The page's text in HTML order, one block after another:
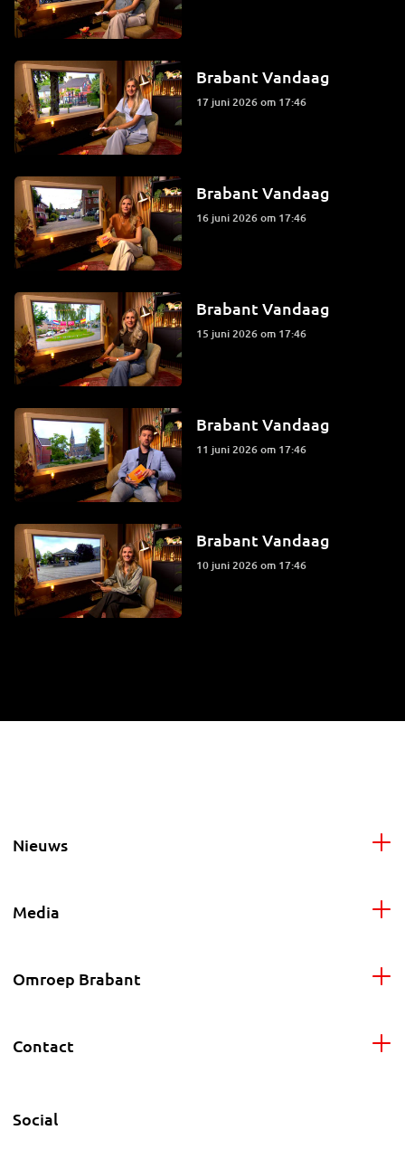
Brabant Vandaag
17 juni 2026 om 17:46
Brabant Vandaag
16 juni 2026 om 17:46
Brabant Vandaag
15 juni 2026 om 17:46
Brabant Vandaag
11 juni 2026 om 17:46
Brabant Vandaag
10 juni 2026 om 17:46
Nieuws
Media
Omroep Brabant
Contact
Social